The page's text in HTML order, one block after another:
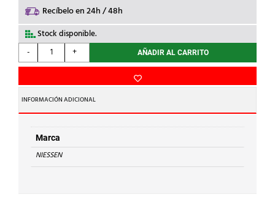
Recíbelo en 24h / 48h
Stock disponible.
-
NIESSEN
-
PULSADOR
TIMBRE
ALBA
BLANCO
MATE
cantidad
+ AÑADIR AL CARRITO
INFORMACIÓN ADICIONAL
Marca
NIESSEN